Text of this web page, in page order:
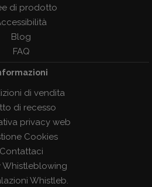
di prodotto
Blog
FAQ
di vendita
di recesso
privacy web
Cookies
Contattaci
Whistleblowing
Whistleb.